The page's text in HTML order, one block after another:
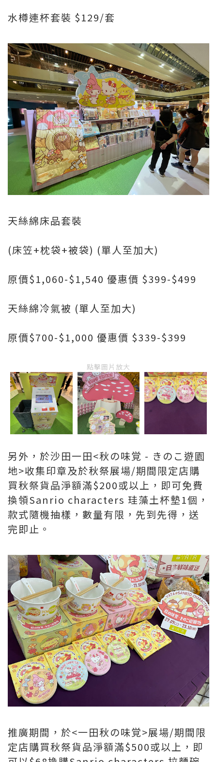
水樽連杯套裝 $129/套
天絲綿床品套裝
(床笠+枕袋+被袋) (單人至加大)
原價$1,060-$1,540 優惠價 $399-$499
天絲綿冷氣被 (單人至加大)
原價$700-$1,000 優惠價 $339-$399
點擊圖片放大
另外，於沙田一田<秋の味覚 - きのこ遊園
地>收集印章及於秋祭展場/期間限定店購
買秋祭貨品淨額滿$200或以上，即可免費
換領Sanrio characters 珪藻土杯墊1個，
款式隨機抽樣，數量有限，先到先得，送
完即止。
推廣期間，於<一田秋の味覚>展場/期間限
定店購買秋祭貨品淨額滿$500或以上，即